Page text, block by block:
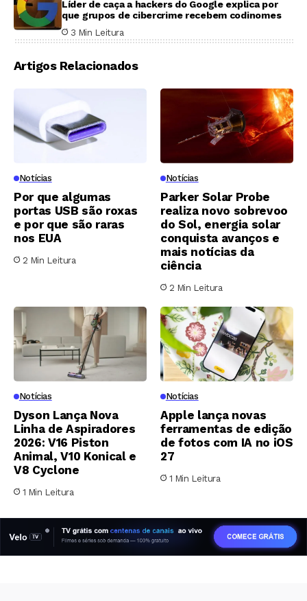
Líder de caça a hackers do Google explica por
que grupos de cibercrime recebem codinomes
3 Min Leitura
Artigos Relacionados
Notícias
Por que algumas
portas USB são roxas
e por que são raras
nos EUA
2 Min Leitura
Notícias
Parker Solar Probe
realiza novo sobrevoo
do Sol, energia solar
conquista avanços e
mais notícias da
ciência
2 Min Leitura
Notícias
Dyson Lança Nova
Linha de Aspiradores
2026: V16 Piston
Animal, V10 Konical e
V8 Cyclone
1 Min Leitura
Notícias
Apple lança novas
ferramentas de edição
de fotos com IA no iOS
27
1 Min Leitura